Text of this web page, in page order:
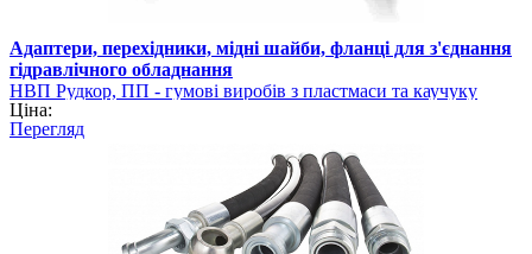
Адаптери, перехідники, мідні шайби, фланці для з'єднання
гідравлічного обладнання
НВП Рудкор, ПП - гумові виробів з пластмаси та каучуку
Ціна:
Перегляд